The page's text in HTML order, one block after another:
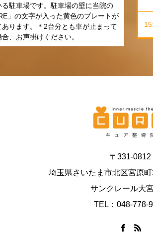
る駐車場です。駐車場の壁に当院の
」の文字が入った黄色のプレートが
あります。＊2台分とも車が止まって
、お声掛けください。
〒331-0812
埼玉県さいたま市北区宮原
サンクレール大
TEL：048-778-